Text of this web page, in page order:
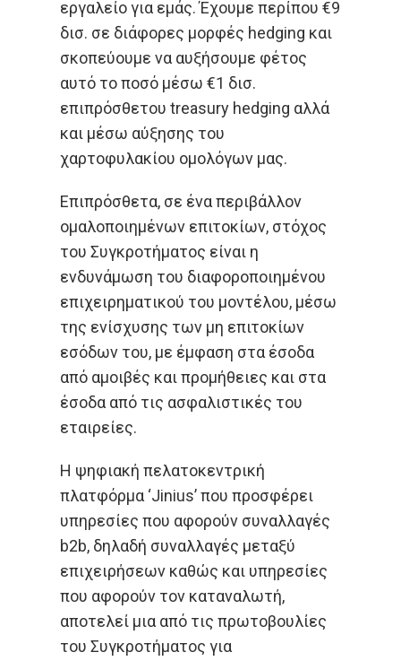
εργαλείο για εμάς. Έχουμε περίπου €9
δισ. σε διάφορες μορφές hedging και
σκοπεύουμε να αυξήσουμε φέτος
αυτό το ποσό μέσω €1 δισ.
επιπρόσθετου treasury hedging αλλά
και μέσω αύξησης του
χαρτοφυλακίου ομολόγων μας.
Επιπρόσθετα, σε ένα περιβάλλον
ομαλοποιημένων επιτοκίων, στόχος
του Συγκροτήματος είναι η
ενδυνάμωση του διαφοροποιημένου
επιχειρηματικού του μοντέλου, μέσω
της ενίσχυσης των μη επιτοκίων
εσόδων του, με έμφαση στα έσοδα
από αμοιβές και προμήθειες και στα
έσοδα από τις ασφαλιστικές του
εταιρείες.
Η ψηφιακή πελατοκεντρική
πλατφόρμα ‘Jinius’ που προσφέρει
υπηρεσίες που αφορούν συναλλαγές
b2b, δηλαδή συναλλαγές μεταξύ
επιχειρήσεων καθώς και υπηρεσίες
που αφορούν τον καταναλωτή,
αποτελεί μια από τις πρωτοβουλίες
του Συγκροτήματος για